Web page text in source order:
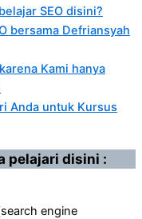
SEO disini?
bersama Defriansyah
Kami hanya
Anda untuk Kursus
pelajari disini :
engine